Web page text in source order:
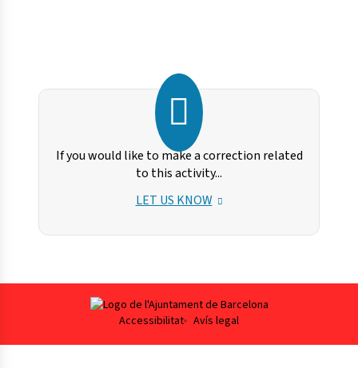
If you would like to make a correction related
to this activity...
LET US KNOW
Accessibilitat Avís legal